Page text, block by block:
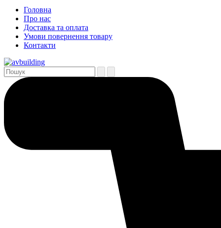
Головна
Про нас
Доставка та оплата
Умови повернення товару
Контакти